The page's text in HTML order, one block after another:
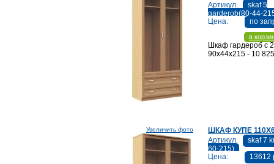
Артикул.
skaf 5
garderob(80-44-
Цена:
по
в
Шкаф гардероб с
90х44х215 - 10
Увеличить фото
ШКАФ КУПЕ
Артикул.
skaf 7
60-215)
Цена:
13612